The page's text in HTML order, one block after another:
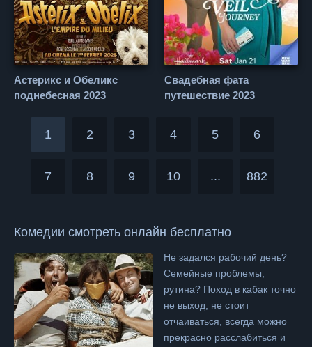
Комедии смотреть онлайн бесплатно
Не задался рабочий день?
Семейные проблемы,
рутина? Поход в кабак точно
не выход, не стоит
отчаиваться, всегда можно
прекрасно расслабиться и
Астерикс и Обеликс
поднебесная 2023
Свадебная фата
путешествие 2023
1 2 3 4 5 6
7 8 9 10 ... 882